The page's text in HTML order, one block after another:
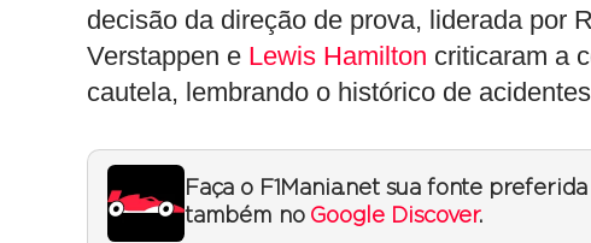
decisão da direção de prova, liderada por
Verstappen e Lewis Hamilton criticaram a
cautela, lembrando o histórico de
Faça o F1Mania.net sua fonte
também no Google Discover.